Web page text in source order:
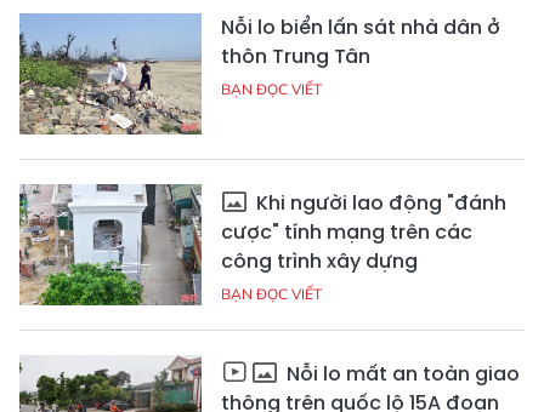
Nỗi lo biển lấn sát nhà dân ở
thôn Trung Tân
BẠN ĐỌC VIẾT
Khi người lao động "đánh
cược" tính mạng trên các
công trình xây dựng
BẠN ĐỌC VIẾT
Nỗi lo mất an toàn giao
thông trên quốc lộ 15A đoạn